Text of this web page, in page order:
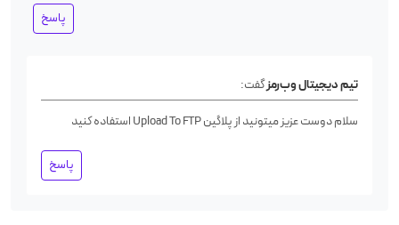
پاسخ
تیم دیجیتال وب‌رمزگفت:
سلام دوست عزیزمیتونید از پلاگین Upload To FTP استفاده کنید
پاسخ